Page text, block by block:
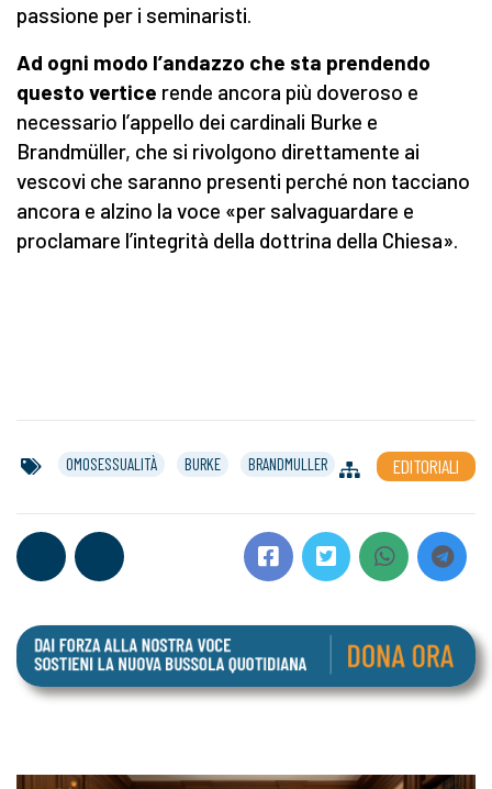
passione per i seminaristi.
Ad ogni modo l’andazzo che sta prendendo
questo vertice rende ancora più doveroso e
necessario l’appello dei cardinali Burke e
Brandmüller, che si rivolgono direttamente ai
vescovi che saranno presenti perché non tacciano
ancora e alzino la voce «per salvaguardare e
proclamare l’integrità della dottrina della Chiesa».
OMOSESSUALITÀ BURKE BRANDMULLER EDITORIALI